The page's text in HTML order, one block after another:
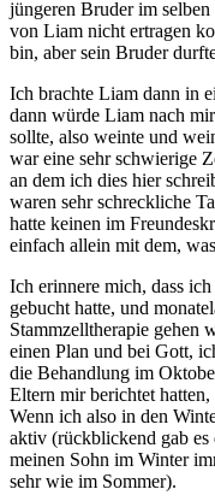
jüngeren Bruder im
von Liam nicht ertragen
bin, aber sein Bruder
Ich brachte Liam dann in
dann würde Liam nach
sollte, also weinte und
war eine sehr schwierige
an dem ich dies hier
waren sehr schreckliche
hatte keinen im
einfach allein mit dem,
Ich erinnere mich, dass
gebucht hatte, und
Stammzelltherapie gehen
einen Plan und bei Gott,
die Behandlung im
Eltern mir berichtet
Wenn ich also in den
aktiv (rückblickend gab
meinen Sohn im Winter
sehr wie im Sommer).